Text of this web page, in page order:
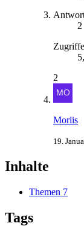
2
Zugriffe
2
Moriis
19.
Inhalte
Themen 7
Tags